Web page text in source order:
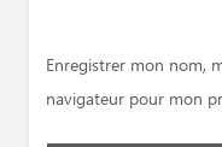
Enregistrer mon nom,
navigateur pour mon